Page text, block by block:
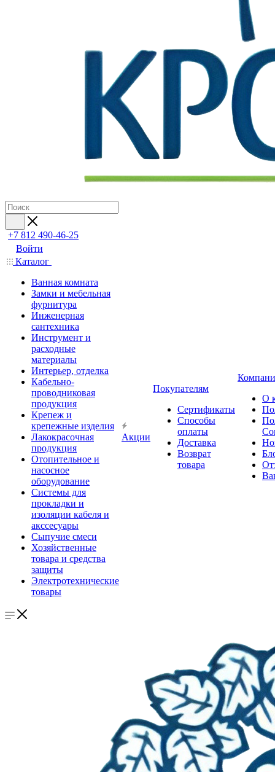
+7 812 490-46-25
Войти
Каталог
Ванная комната
Замки и мебельная
фурнитура
Инженерная
сантехника
Инструмент и
расходные
материалы
Интерьер, отделка
Кабельно-
проводниковая
продукция
Крепеж и
крепежные изделия
Лакокрасочная
продукция
Отопительное и
насосное
оборудование
Системы для
прокладки и
изоляции кабеля и
акссесуары
Сыпучие смеси
Хозяйственные
товара и средства
защиты
Электротехнические
товары
Акции
Покупателям
Сертификаты
Способы
оплаты
Доставка
Возврат
товара
О